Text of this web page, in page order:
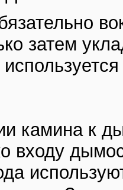
затем
камина к
входу